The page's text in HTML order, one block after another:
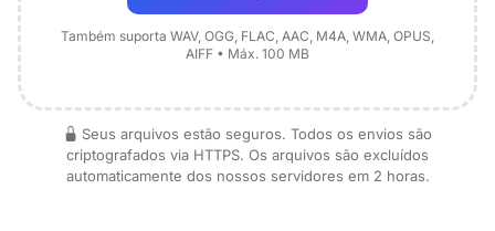
Também suporta WAV, OGG, FLAC, AAC, M4A, WMA, OPUS,
AIFF • Máx. 100 MB
Seus arquivos estão seguros. Todos os envios são
criptografados via HTTPS. Os arquivos são excluídos
automaticamente dos nossos servidores em 2 horas.